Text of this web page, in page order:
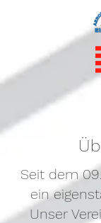
Seit dem
ein
Unser